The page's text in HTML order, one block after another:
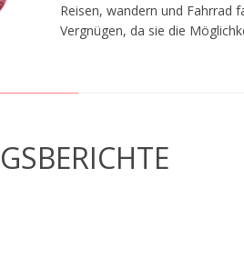
Reisen, wandern und Fahrrad
Vergnügen, da sie die